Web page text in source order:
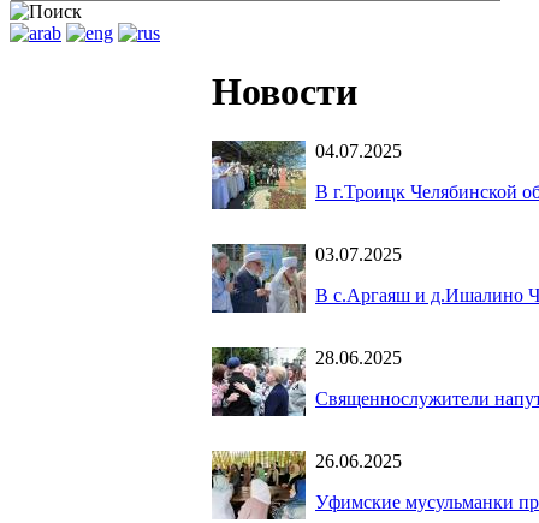
Новости
04.07.2025
В г.Троицк Челябинской
03.07.2025
В с.Аргаяш и д.Ишалино
28.06.2025
Священнослужители
26.06.2025
Уфимские мусульманки